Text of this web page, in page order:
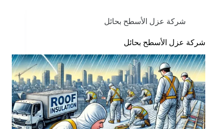
شركة عزل الأسطح بحائل
شركة عزل الأسطح بحائل